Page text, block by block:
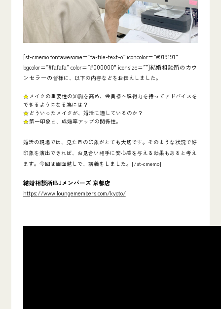
[st-cmemo fontawesome=”fa-file-text-o” iconcolor=”#919191″
bgcolor=”#fafafa” color=”#000000″ iconsize=””]結婚相談所のカウ
ンセラーの皆様に、以下の内容などをお伝えしました。
メイクの重要性の知識を高め、会員様へ説得力を持ってアドバイスを
できるようになる為には？
どういったメイクが、婚活に適しているのか？
第一印象と、成婚率アップの関係性。
婚活の現場では、見た目の印象がとても大切です。そのような状況で好
印象を演出できれば、お見合い相手に安心感を与える効果 もあると考え
ます。今回は画面越しで、講義をしました。[/st-cmemo]
結婚相談所IBJメンバーズ 京都店
https://www.loungemembers.com/kyoto/